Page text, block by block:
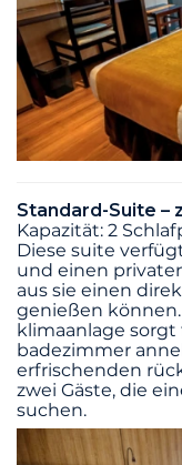
Standard-Suite –
Kapazität: 2
Diese suite
und einen
aus sie einen
genießen
klimaanlage
badezimmer
erfrischenden
zwei Gäste, die
suchen.